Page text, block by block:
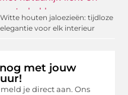
Witte houten jaloezieën: tijdloze
elegantie voor elk interieur
met jouw
je direct aan. Ons